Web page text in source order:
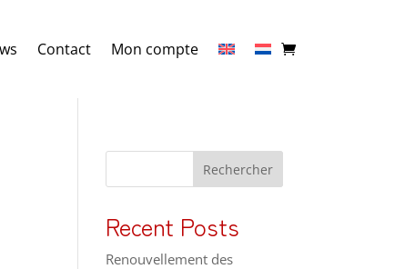
Contact Mon compte
Rechercher
Recent Posts
Renouvellement des